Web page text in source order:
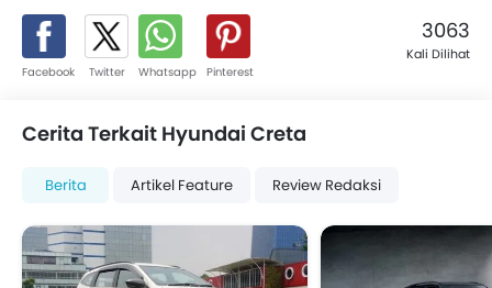
Facebook Twitter Whatsapp Pinterest
3063
Kali Dilihat
Cerita Terkait Hyundai Creta
Berita Artikel Feature Review Redaksi